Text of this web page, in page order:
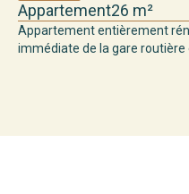
Appartement26 m²
Appartement entièrement
immédiate de la gare routière